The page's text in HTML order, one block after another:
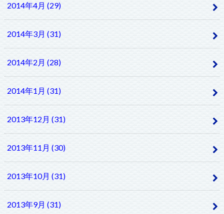
2014年4月 (29)
2014年3月 (31)
2014年2月 (28)
2014年1月 (31)
2013年12月 (31)
2013年11月 (30)
2013年10月 (31)
2013年9月 (31)